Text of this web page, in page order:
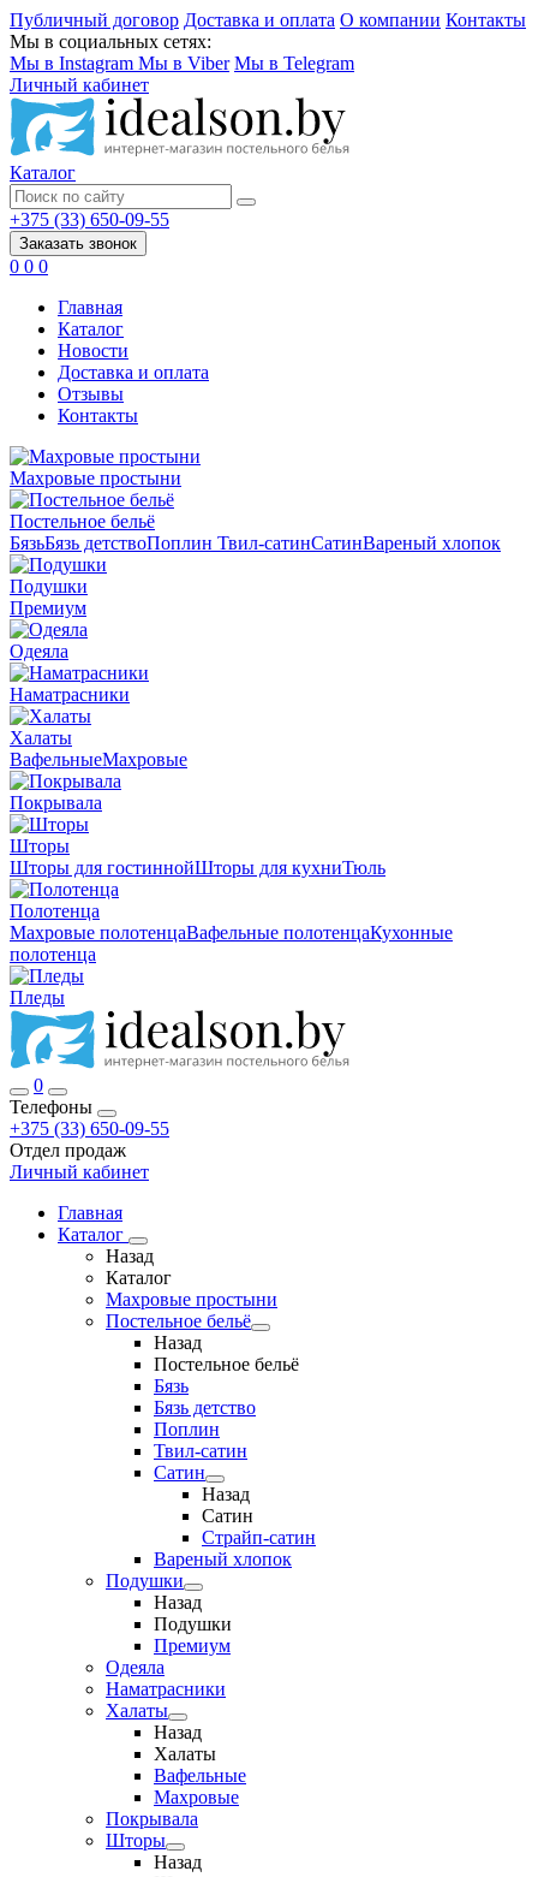
Публичный договор Доставка и оплата О компании Контакты
Мы в социальных сетях:
Мы в Instagram Мы в Viber Мы в Telegram
Личный кабинет
Каталог
+375 (33) 650-09-55
Заказать звонок
0 0 0
Главная
Каталог
Новости
Доставка и оплата
Отзывы
Контакты
Махровые простыни
Постельное бельё
БязьБязь детствоПоплин Твил-сатинСатинВареный хлопок
Подушки
Премиум
Одеяла
Наматрасники
Халаты
ВафельныеМахровые
Покрывала
Шторы
Шторы для гостиннойШторы для кухниТюль
Полотенца
Махровые полотенцаВафельные полотенцаКухонные
полотенца
Пледы
0
Телефоны
+375 (33) 650-09-55
Отдел продаж
Личный кабинет
Главная
Каталог
Назад
Каталог
Махровые простыни
Постельное бельё
Назад
Постельное бельё
Бязь
Бязь детство
Поплин
Твил-сатин
Сатин
Назад
Сатин
Страйп-сатин
Вареный хлопок
Подушки
Назад
Подушки
Премиум
Одеяла
Наматрасники
Халаты
Назад
Халаты
Вафельные
Махровые
Покрывала
Шторы
Назад